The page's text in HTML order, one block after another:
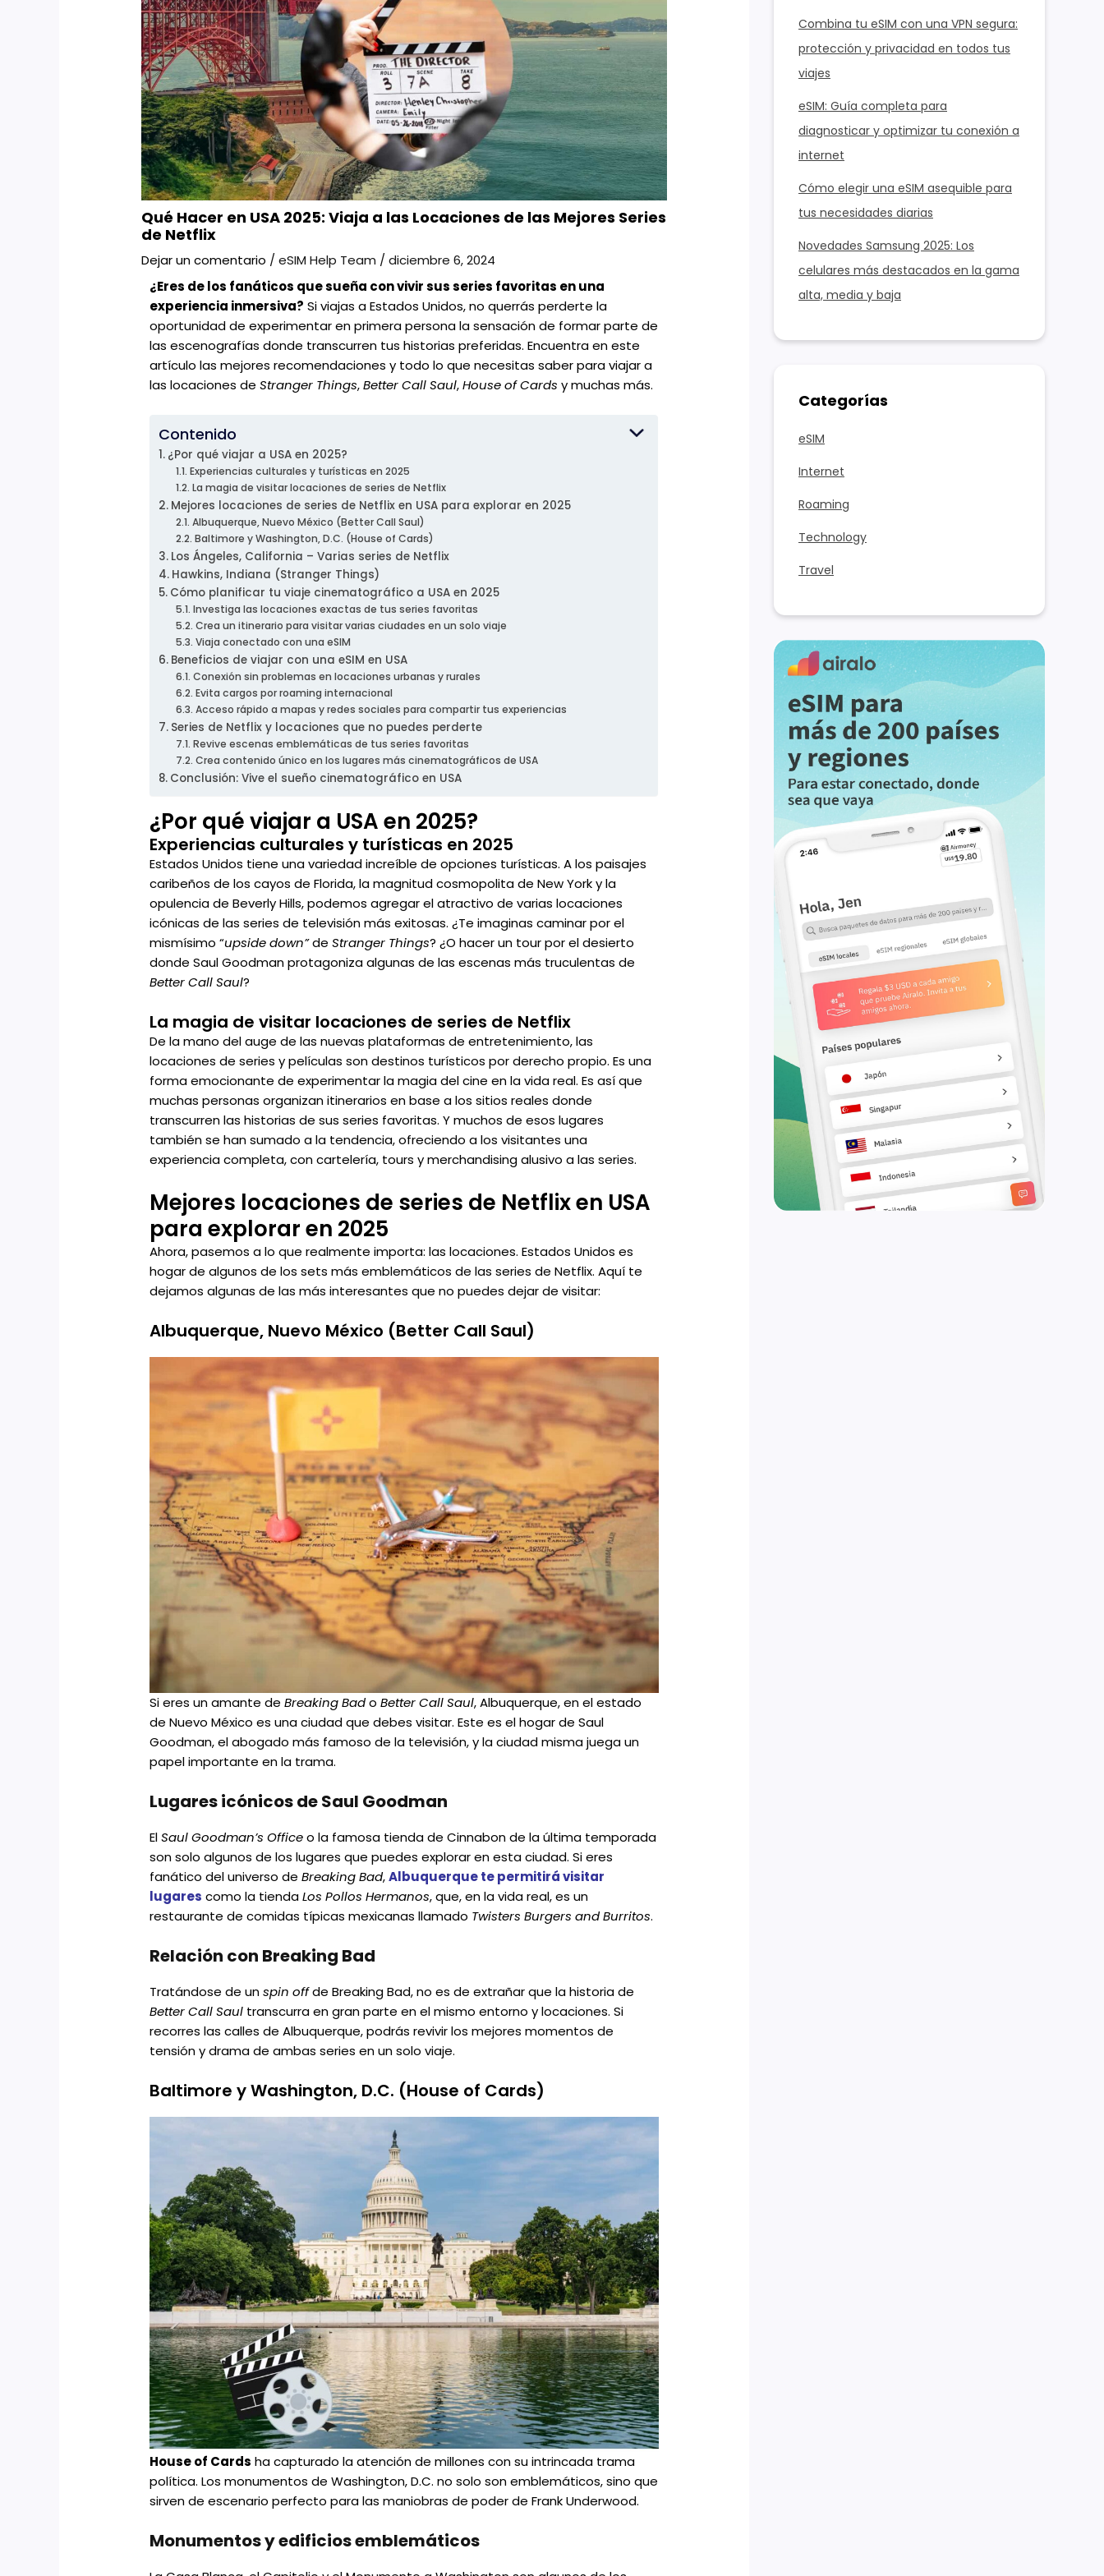
Qué Hacer en USA 2025: Viaja a las Locaciones de las Mejores Series
de Netflix
Dejar un comentario /eSIM Help Team /diciembre 6, 2024
¿Eres de los fanáticos que sueña con vivir sus series favoritas en una
experiencia inmersiva? Si viajas a Estados Unidos, no querrás perderte la
oportunidad de experimentar en primera persona la sensación de formar parte de
las escenografías donde transcurren tus historias preferidas. Encuentra en este
artículo las mejores recomendaciones y todo lo que necesitas saber para viajar a
las locaciones deStranger Things,Better Call Saul,House of Cards y muchas más.
Contenido
¿Por qué viajar a USA en 2025?
Experiencias culturales y turísticas en 2025
La magia de visitar locaciones de series de Netflix
Mejores locaciones de series de Netflix en USA para explorar en 2025
Albuquerque, Nuevo México (Better Call Saul)
Baltimore y Washington, D.C. (House of Cards)
Los Ángeles, California – Varias series de Netflix
Hawkins, Indiana (Stranger Things)
Cómo planificar tu viaje cinematográfico a USA en 2025
Investiga las locaciones exactas de tus series favoritas
Crea un itinerario para visitar varias ciudades en un solo viaje
Viaja conectado con una eSIM
Beneficios de viajar con una eSIM en USA
Conexión sin problemas en locaciones urbanas y rurales
Evita cargos por roaming internacional
Acceso rápido a mapas y redes sociales para compartir tus experiencias
Series de Netflix y locaciones que no puedes perderte
Revive escenas emblemáticas de tus series favoritas
Crea contenido único en los lugares más cinematográficos de USA
Conclusión: Vive el sueño cinematográfico en USA
¿Por qué viajar a USA en 2025?
Experiencias culturales y turísticas en 2025
Estados Unidos tiene una variedad increíble de opciones turísticas. A los paisajes
caribeños de los cayos de Florida, la magnitud cosmopolita de New York y la
opulencia de Beverly Hills, podemos agregar el atractivo de varias locaciones
icónicas de las series de televisión más exitosas. ¿Te imaginas caminar por el
mismísimo “upside down”deStranger Things? ¿O hacer un tour por el desierto
donde Saul Goodman protagoniza algunas de las escenas más truculentas de
Better Call Saul?
La magia de visitar locaciones de series de Netflix
De la mano del auge de las nuevas plataformas de entretenimiento, las
locaciones de series y películas son destinos turísticos por derecho propio. Es una
forma emocionante de experimentar la magia del cine en la vida real. Es así que
muchas personas organizan itinerarios en base a los sitios reales donde
transcurren las historias de sus series favoritas. Y muchos de esos lugares
también se han sumado a la tendencia, ofreciendo a los visitantes una
experiencia completa, con cartelería, tours y merchandising alusivo a las series.
Mejores locaciones de series de Netflix en USA
para explorar en 2025
Ahora, pasemos a lo que realmente importa: las locaciones. Estados Unidos es
hogar de algunos de los sets más emblemáticos de las series de Netflix. Aquí te
dejamos algunas de las más interesantes que no puedes dejar de visitar:
Albuquerque, Nuevo México (Better Call Saul)
Si eres un amante deBreaking BadoBetter Call Saul, Albuquerque, en el estado
de Nuevo México es una ciudad que debes visitar. Este es el hogar de Saul
Goodman, el abogado más famoso de la televisión, y la ciudad misma juega un
papel importante en la trama.
Lugares icónicos de Saul Goodman
ElSaul Goodman’s Officeo la famosa tienda de Cinnabon de la última temporada
son solo algunos de los lugares que puedes explorar en esta ciudad. Si eres
fanático del universo deBreaking Bad,Albuquerque te permitirá visitar
lugares como la tiendaLos Pollos Hermanos, que, en la vida real, es un
restaurante de comidas típicas mexicanas llamado Twisters Burgers and Burritos.
Relación con Breaking Bad
Tratándose de unspin offde Breaking Bad, no es de extrañar que la historia de
Better Call Saul transcurra en gran parte en el mismo entorno y locaciones. Si
recorres las calles de Albuquerque, podrás revivir los mejores momentos de
tensión y drama de ambas series en un solo viaje.
Baltimore y Washington, D.C. (House of Cards)
House of Cards ha capturado la atención de millones con su intrincada trama
política. Los monumentos de Washington, D.C. no solo son emblemáticos, sino que
sirven de escenario perfecto para las maniobras de poder de Frank Underwood.
Monumentos y edificios emblemáticos
Combina tu eSIM con una VPN segura:
protección y privacidad en todos tus
viajes
eSIM: Guía completa para
diagnosticar y optimizar tu conexión a
internet
Cómo elegir una eSIM asequible para
tus necesidades diarias
Novedades Samsung 2025: Los
celulares más destacados en la gama
alta, media y baja
Categorías
eSIM
Internet
Roaming
Technology
Travel